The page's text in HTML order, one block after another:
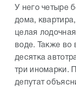
У него четыре
дома,
целая
воде. Также во
десятка
три иномарки.
депутат